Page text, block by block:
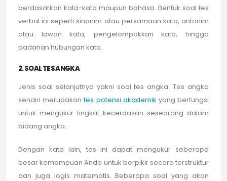
berdasarkan kata-kata maupun bahasa. Bentuk soal tes
verbal ini seperti sinonim atau persamaan kata, antonim
atau lawan kata, pengelompokkan kata, hingga
padanan hubungan kata.
2. SOAL TES ANGKA
Jenis soal selanjutnya yakni soal tes angka. Tes angka
sendiri merupakantes potensi akademik yang berfungsi
untuk mengukur tingkat kecerdasan seseorang dalam
bidang angka.
Dengan kata lain, tes ini dapat mengukur seberapa
besar kemampuan Anda untuk berpikir secara terstruktur
dan juga logis matematis. Beberapa soal yang akan